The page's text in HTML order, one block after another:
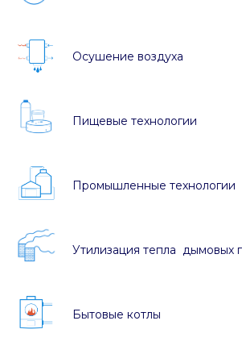
Осушение воздуха
Пищевые технологии
Промышленные технологии
Утилизация тепла дымовых
Бытовые котлы